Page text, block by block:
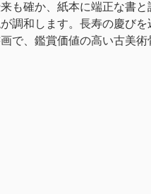
も確か、紙本に端正な書と
調和します。長寿の慶びを
で、鑑賞価値の高い古美術